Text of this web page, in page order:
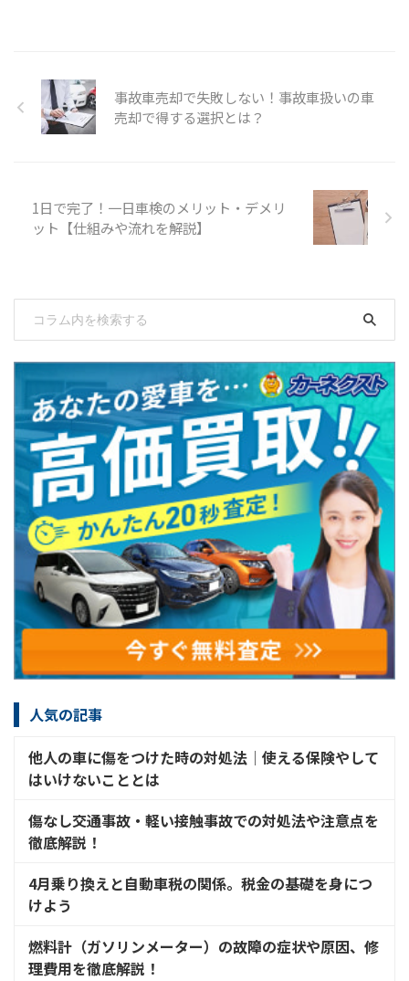
事故車売却で失敗しない！事故車扱いの車
売却で得する選択とは？
1日で完了！一日車検のメリット・デメリ
ット【仕組みや流れを解説】
人気の記事
他人の車に傷をつけた時の対処法│使える保険やして
はいけないこととは
傷なし交通事故・軽い接触事故での対処法や注意点を
徹底解説！
4月乗り換えと自動車税の関係。税金の基礎を身につ
けよう
燃料計（ガソリンメーター）の故障の症状や原因、修
理費用を徹底解説！